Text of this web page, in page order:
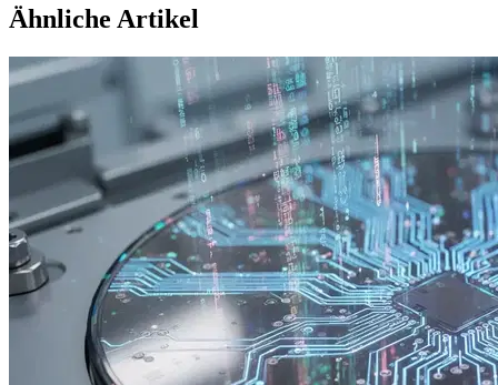
Ähnliche Artikel